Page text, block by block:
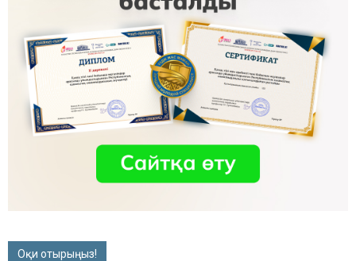
Оқи отырыңыз!